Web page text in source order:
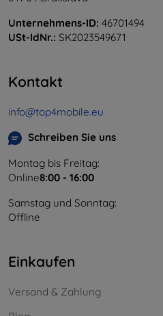
Unternehmens-ID: 46701494
USt-IdNr.: SK2023549671
Kontakt
info@top4mobile.eu
Schreiben Sie uns
Montag bis Freitag:
Online8:00 - 16:00
Samstag und Sonntag:
Offline
Einkaufen
Versand & Zahlung